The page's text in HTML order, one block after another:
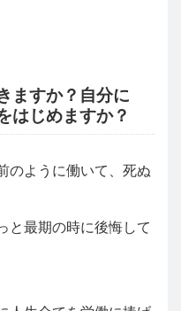
ますか？自分に
はじめますか？
のように働いて、死ぬ
と最期の時に後悔して